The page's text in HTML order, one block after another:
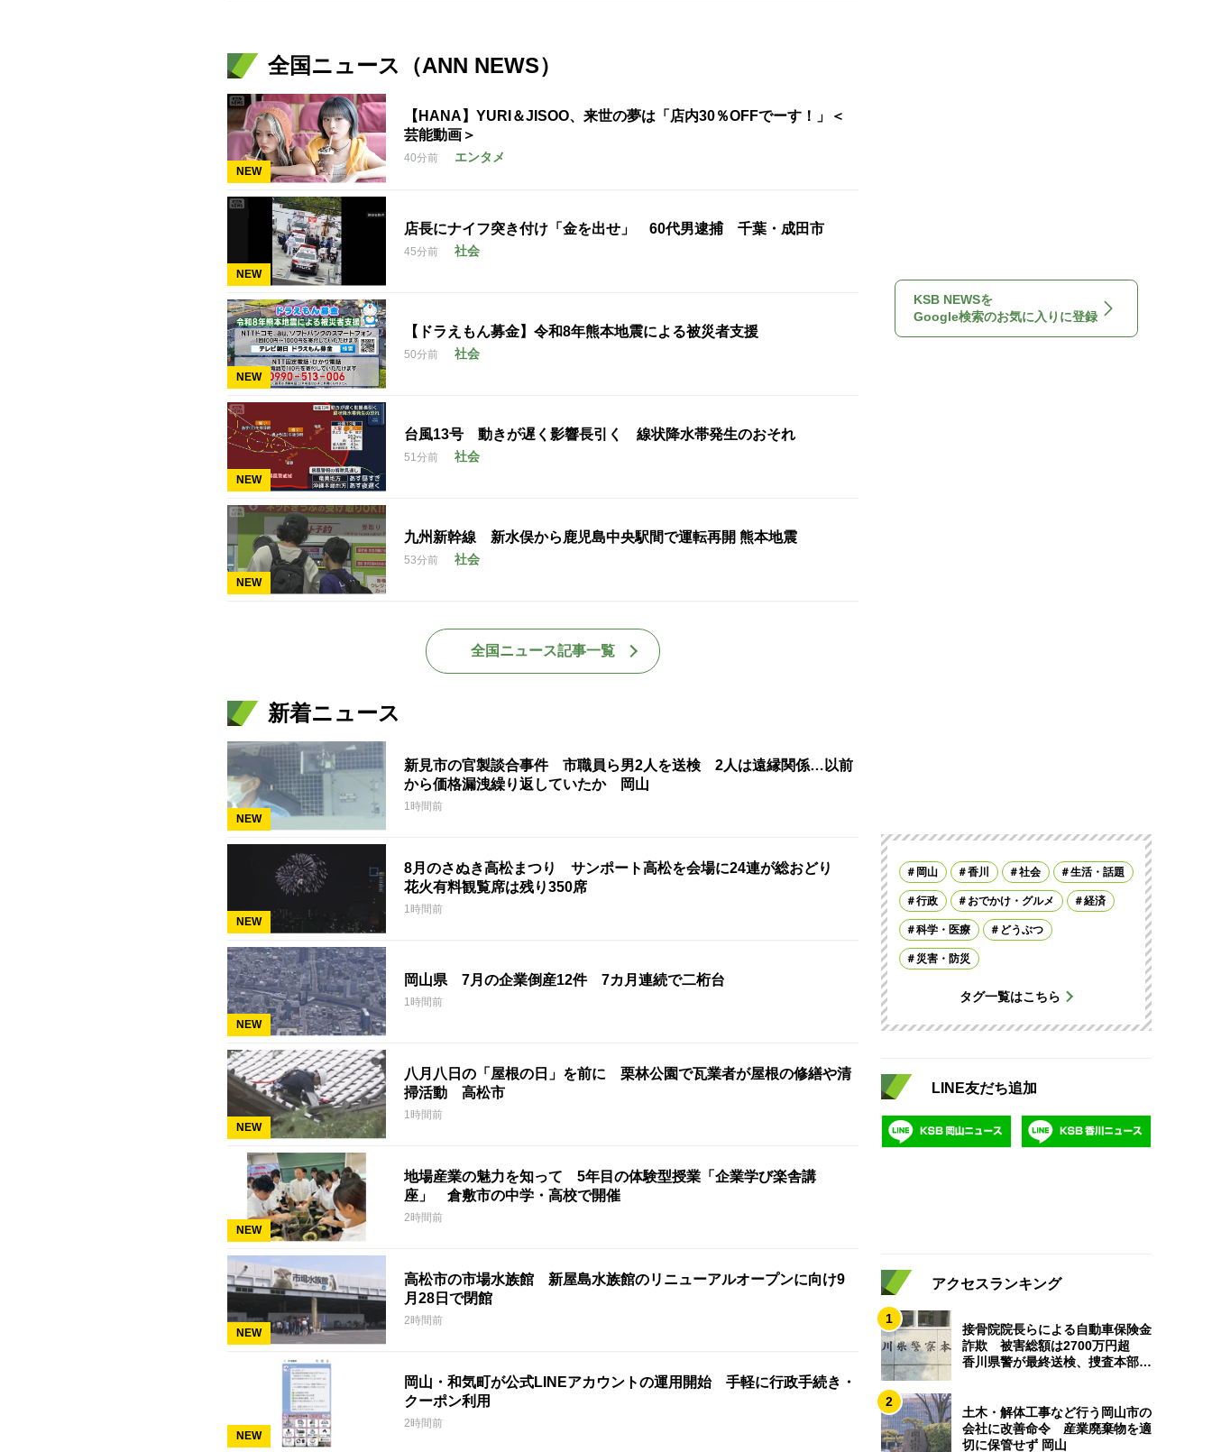
全国ニュース（ANN NEWS）
NEW
【HANA】YURI＆JISOO、来世の夢は「店内30％OFFでーす！」＜
芸能動画＞
40分前 エンタメ
NEW
店長にナイフ突き付け「金を出せ」 60代男逮捕 千葉・成田市
45分前 社会
NEW
【ドラえもん募金】令和8年熊本地震による被災者支援
50分前 社会
NEW
台風13号 動きが遅く影響長引く 線状降水帯発生のおそれ
51分前 社会
NEW
九州新幹線 新水俣から鹿児島中央駅間で運転再開 熊本地震
53分前 社会
全国ニュース記事一覧
新着ニュース
NEW
新見市の官製談合事件 市職員ら男2人を送検 2人は遠縁関係…以前
から価格漏洩繰り返していたか 岡山
1時間前
NEW
8月のさぬき高松まつり サンポート高松を会場に24連が総おどり
花火有料観覧席は残り350席
1時間前
NEW
岡山県 7月の企業倒産12件 7カ月連続で二桁台
1時間前
NEW
八月八日の「屋根の日」を前に 栗林公園で瓦業者が屋根の修繕や清
掃活動 高松市
1時間前
NEW
地場産業の魅力を知って 5年目の体験型授業「企業学び楽舎講
座」 倉敷市の中学・高校で開催
2時間前
NEW
高松市の市場水族館 新屋島水族館のリニューアルオープンに向け9
月28日で閉館
2時間前
NEW
岡山・和気町が公式LINEアカウントの運用開始 手軽に行政手続き・
クーポン利用
2時間前
KSB NEWSを
Google検索のお気に入りに登録
岡山 香川 社会 生活・話題
行政 おでかけ・グルメ 経済
科学・医療 どうぶつ
災害・防災
タグ一覧はこちら
LINE友だち追加
アクセスランキング
1
接骨院院長らによる自動車保険金
詐欺 被害総額は2700万円超
香川県警が最終送検、捜査本部解
2
土木・解体工事など行う岡山市の
会社に改善命令 産業廃棄物を適
切に保管せず 岡山